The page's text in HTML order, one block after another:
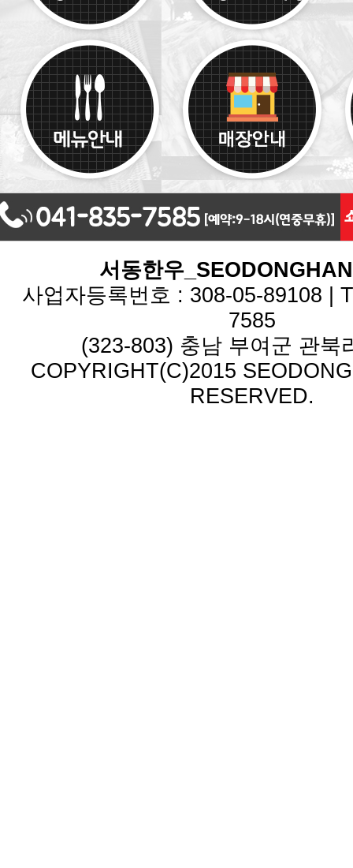
서동한우
사업자등록번호 : 308-05-89108 |
7585
(323-803) 충남 부여군 관북
COPYRIGHT(C)2015
RESERVED.